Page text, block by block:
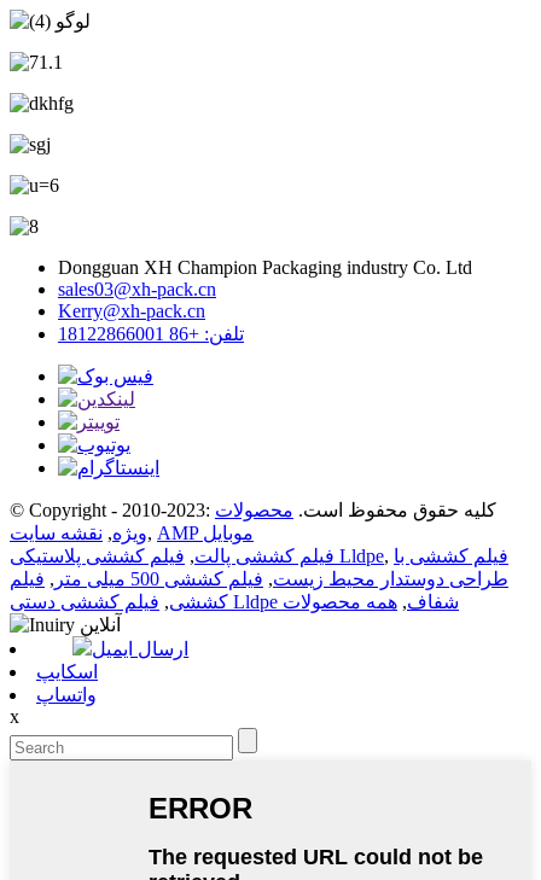
Dongguan XH Champion Packaging industry Co. Ltd
sales03@xh-pack.cn
Kerry@xh-pack.cn
تلفن: +86 18122866001
© Copyright - 2010-2023: کلیه حقوق محفوظ است. محصولات
ویژه, نقشه سایت ,
AMP موبایل
فیلم کششی پالت, فیلم کششی پلاستیکی Lldpe, فیلم کششی با
طراحی دوستدار محیط زیست, فیلم کششی 500 میلی متر , فیلم
کششی, فیلم کششی دستی Lldpe شفاف, همه محصولات
ارسال ایمیل
اسکایپ
واتساپ
x